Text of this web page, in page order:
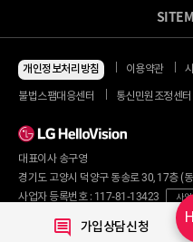
가입상담신청
지금 최저가
인터넷+TV
인터넷 요금제
TV 요금제
인터넷
요금제
개인정보처리방침 이용약관
불법스팸대응센터 통신민원조정센터
대표이사 송구영
경기도 고양시 덕양구 동송로 30, 17층 (
사업자 등록번호 : 117-81-13423
사
통신판매번호 : 2017-서울마포구-0254
개인정보보호 책임자 : 문영식